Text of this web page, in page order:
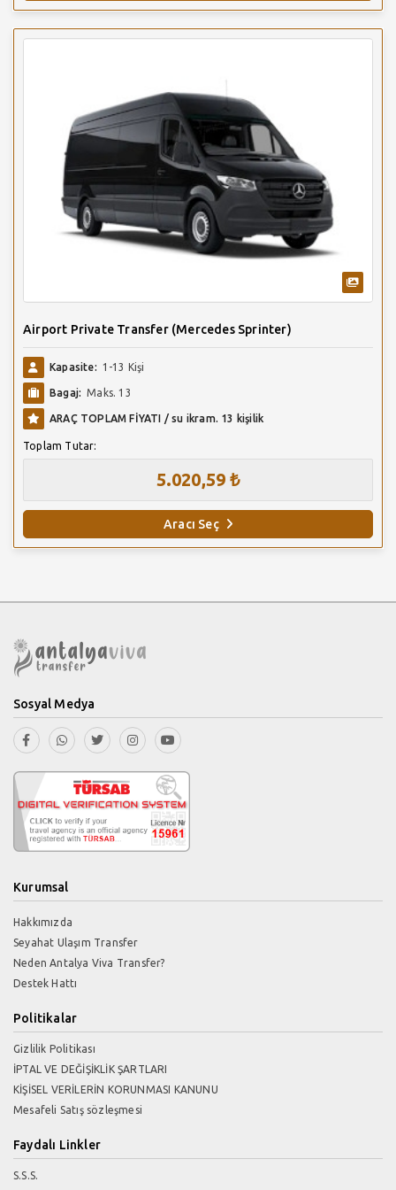
Airport Private Transfer (Mercedes Sprinter)
Kapasite: 1-13 Kişi
Bagaj: Maks. 13
ARAÇ TOPLAM FİYATI / su ikram. 13 kişilik
Toplam Tutar:
5.020,59 ₺
Aracı Seç
Sosyal Medya
Kurumsal
Hakkımızda
Seyahat Ulaşım Transfer
Neden Antalya Viva Transfer?
Destek Hattı
Politikalar
Gizlilik Politikası
İPTAL VE DEĞİŞİKLİK ŞARTLARI
KİŞİSEL VERİLERİN KORUNMASI KANUNU
Mesafeli Satış sözleşmesi
Faydalı Linkler
S.S.S.